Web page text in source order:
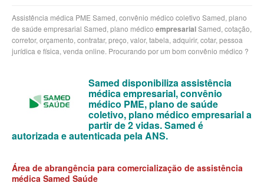
CUIDAR ME PLANO DE SAÚDE EMPRESARIAL
CRUZ AZUL PLANO DE SAÚDE EMPRESARIAL
GOLDEN CROSS PLANO EMPRESARIAL
GNDI PLANO DE SAÚDE EMPRESARIAL
INTERCLINICAS PLANO DE SAÚDE EMPRESARIAL
MEDIAL PLANO DE SAÚDE EMPRESARIAL
Assistência médica PME Samed, convênio médico coletivo Samed, plano
de saúde empresarial Samed, plano médico empresarialSamed, cotação,
corretor, orçamento, contratar, preço, valor, tabela, adquirir, cotar, pessoa
jurídica e física, venda online. Procurando por um bom convênio médico ?
Samed disponibiliza assistência
médica empresarial, convênio
médico PME, plano de saúde
coletivo, plano médico empresarial a
partir de 2 vidas. Samed é
autorizada e autenticada pela ANS.
Área de abrangência para comercialização de assistência
médica Samed Saúde